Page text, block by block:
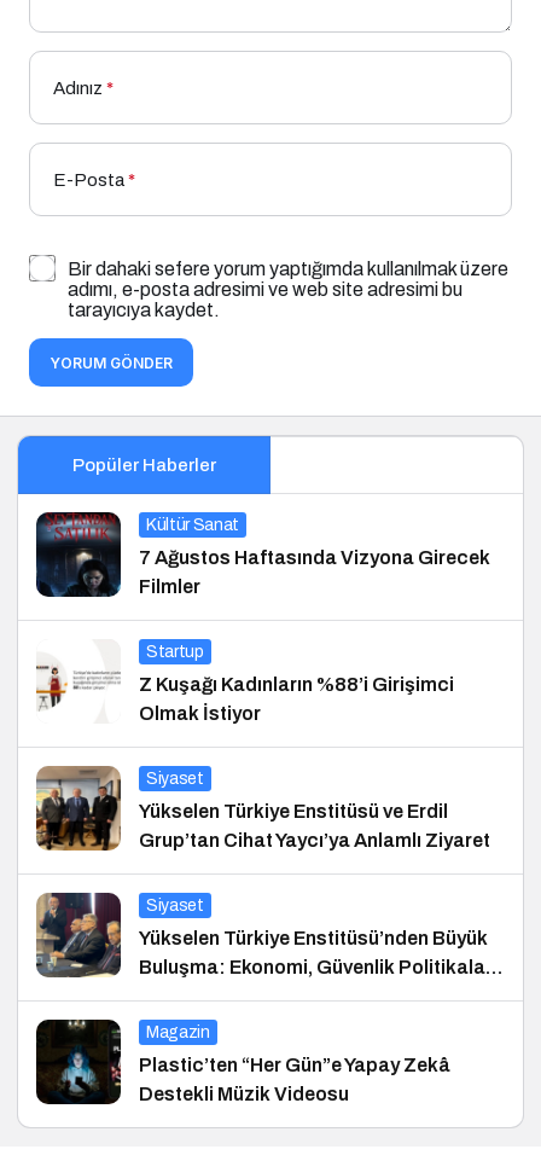
Adınız *
E-Posta*
Bir dahaki sefere yorum yaptığımda kullanılmak üzere
adımı, e-posta adresimi ve web site adresimi bu
tarayıcıya kaydet.
YORUM GÖNDER
Popüler Haberler
Kültür Sanat
7 Ağustos Haftasında Vizyona Girecek
Filmler
Startup
Z Kuşağı Kadınların %88’i Girişimci
Olmak İstiyor
Siyaset
Yükselen Türkiye Enstitüsü ve Erdil
Grup’tan Cihat Yaycı’ya Anlamlı Ziyaret
Siyaset
Yükselen Türkiye Enstitüsü’nden Büyük
Buluşma: Ekonomi, Güvenlik Politikaları
ve Hukuk Konferansı
Magazin
Plastic’ten “Her Gün”e Yapay Zekâ
Destekli Müzik Videosu